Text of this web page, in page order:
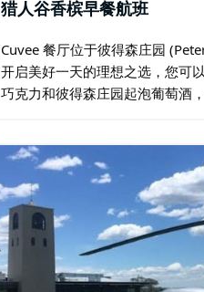
猎人谷香槟早餐航班
Cuvee 餐厅位于彼得森庄园
开启美好一天的理想之选，您可
巧克力和彼得森庄园起泡葡萄酒